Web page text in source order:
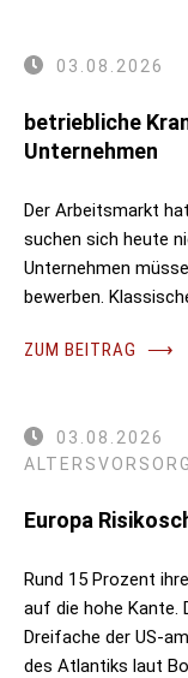
03.08.2026
betriebliche
Unternehmen
Der Arbeitsmarkt
suchen sich heute
Unternehmen
bewerben.
ZUM BEITRAG ⟶
03.08.2026
Europa
Rund 15 Prozent
auf die hohe Kante.
Dreifache der US-
des Atlantiks laut